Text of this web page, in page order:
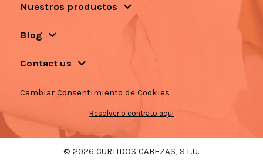
Nuestros productos
Blog
Contact us
Cambiar Consentimiento de Cookies
Resolver o contrato aqui
© 2026 CURTIDOS CABEZAS, S.L.U.